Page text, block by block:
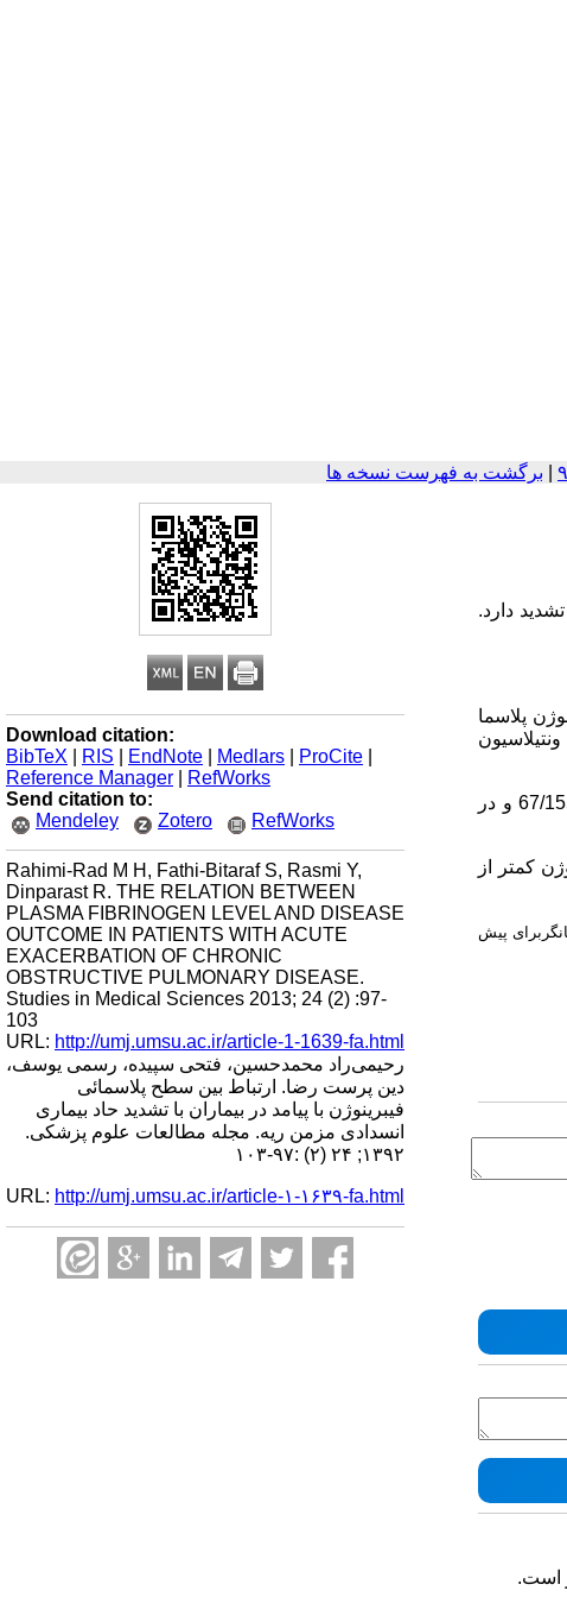
برگشت به فهرست نسخه ها
Download citation:
BibTeX
RIS EndNote Medlars ProCite
Reference Manager
RefWorks
Send citation to:
Mendeley
Zotero RefWorks
Rahimi-Rad M H, Fathi-Bitaraf S, Rasmi Y,
Dinparast R. THE RELATION BETWEEN
PLASMA FIBRINOGEN LEVEL AND DISEASE
OUTCOME IN PATIENTS WITH ACUTE
EXACERBATION OF CHRONIC
OBSTRUCTIVE PULMONARY DISEASE.
Studies in Medical Sciences 2013; 24 (2) :97-
103
URL: http://umj.umsu.ac.ir/article-1-1639-fa.html
رحیمی‌راد محمدحسین، فتحی سپیده، رسمی یوسف،
دین پرست رضا. ارتباط بین سطح پلاسمائی
فیبرینوژن با پیامد در بیماران با تشدید حاد بیماری
انسدادی مزمن ریه. مجله مطالعات علوم پزشکی.
۱۳۹۲; ۲۴ (۲) :۹۷-۱۰۳
URL: http://umj.umsu.ac.ir/article-۱-۱۶۳۹-fa.html
دارد.
پلاسما
55/96 ± 67/155 و در
کمتر از
پیش
است.